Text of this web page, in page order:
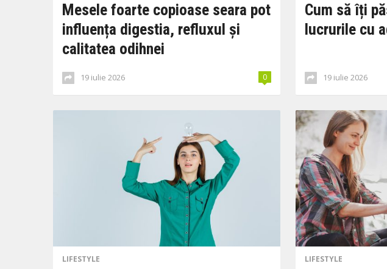
Mesele foarte copioase seara pot
influența digestia, refluxul și
calitatea odihnei
19 iulie 2026 0
Cum să îți
lucrurile cu
19 iulie 2026
LIFESTYLE LIFESTYLE